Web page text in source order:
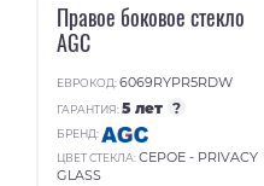
Правое боковое стекло
AGC
ЕВРОКОД:6069RYPR5RDW
ГАРАНТИЯ:5 лет ?
БРЕНД:
ЦВЕТ СТЕКЛА:СЕРОЕ - PRIVACY
GLASS